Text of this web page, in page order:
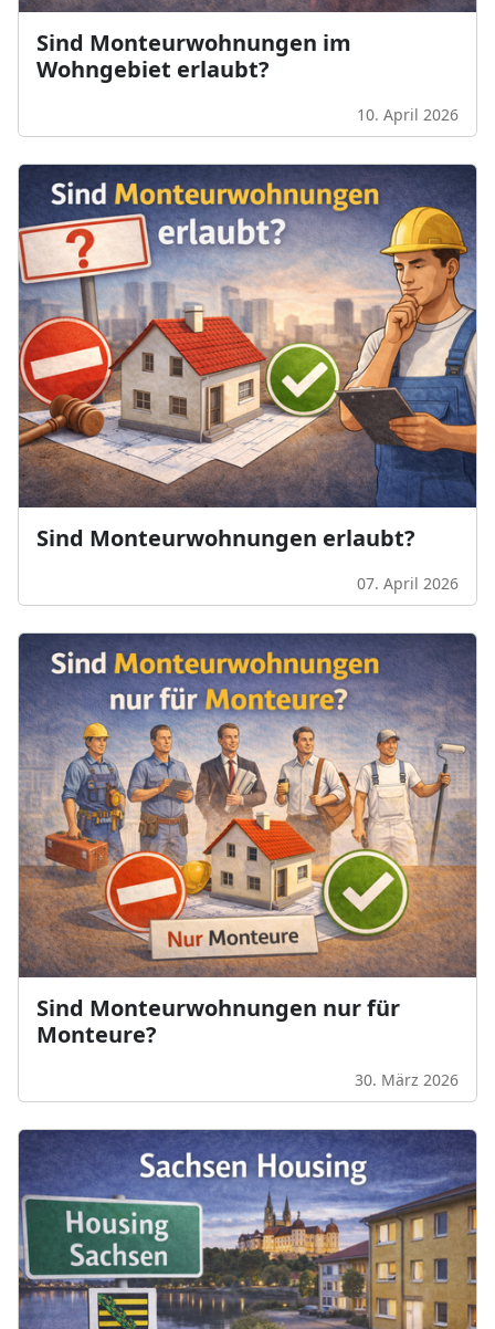
Sind Monteurwohnungen im
Wohngebiet erlaubt?
10. April 2026
Sind Monteurwohnungen erlaubt?
07. April 2026
Sind Monteurwohnungen nur für
Monteure?
30. März 2026